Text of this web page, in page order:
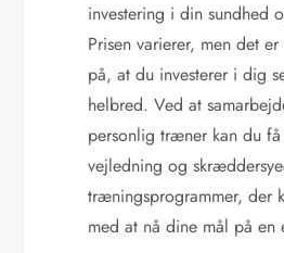
investering i din sundhed
Prisen varierer, men det
på, at du investerer i dig
helbred. Ved at
personlig træner kan du
vejledning og
træningsprogrammer, der
med at nå dine mål på en